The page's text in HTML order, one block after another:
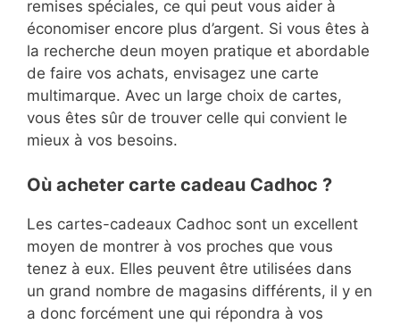
remises spéciales, ce qui peut vous aider à
économiser encore plus d’argent. Si vous êtes à
la recherche deun moyen pratique et abordable
de faire vos achats, envisagez une carte
multimarque. Avec un large choix de cartes,
vous êtes sûr de trouver celle qui convient le
mieux à vos besoins.
Où acheter carte cadeau Cadhoc ?
Les cartes-cadeaux Cadhoc sont un excellent
moyen de montrer à vos proches que vous
tenez à eux. Elles peuvent être utilisées dans
un grand nombre de magasins différents, il y en
a donc forcément une qui répondra à vos